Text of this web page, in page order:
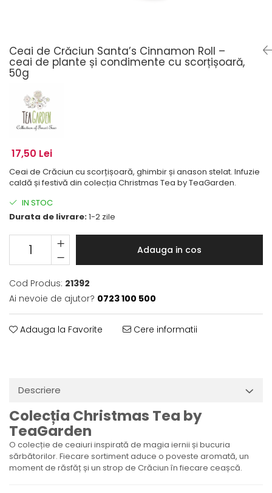
Ceai de Crăciun Santa’s Cinnamon Roll –
ceai de plante și condimente cu scorțișoară,
50g
17,50 Lei
Ceai de Crăciun cu scorțișoară, ghimbir și anason stelat. Infuzie
caldă și festivă din colecția Christmas Tea by TeaGarden.
IN STOC
Durata de livrare:1-2 zile
Adauga in cos
Cod Produs: 21392
Ai nevoie de ajutor? 0723 100 500
Adauga la Favorite Cere informatii
Descriere
Colecția Christmas Tea by
TeaGarden
O colecție de ceaiuri inspirată de magia iernii și bucuria
sărbătorilor. Fiecare sortiment aduce o poveste aromată, un
moment de răsfăț și un strop de Crăciun în fiecare ceașcă.